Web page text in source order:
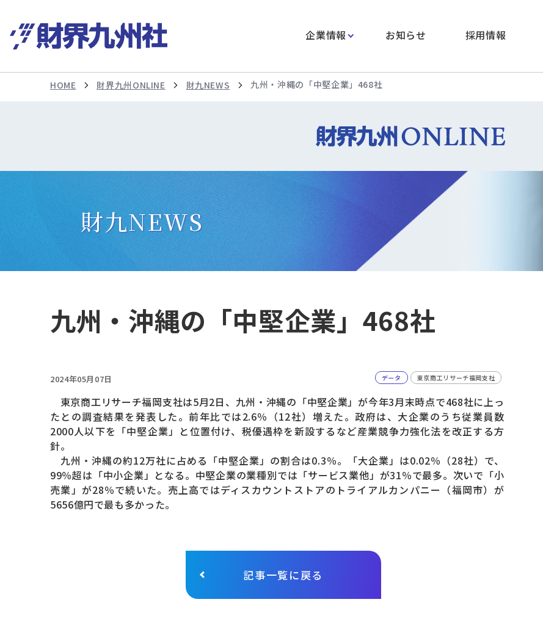
企業情報 お知らせ 採用情報
HOME 財界九州ONLINE 財九NEWS 九州・沖縄の「中堅企業」468社
財九NEWS
九州・沖縄の「中堅企業」468社
2024年05月07日 データ 東京商工リサーチ福岡支社
東京商工リサーチ福岡支社は5月2日、九州・沖縄の「中堅企業」が今年3月末時点で468社に上っ
たとの調査結果を発表した。前年比では2.6％（12社）増えた。政府は、大企業のうち従業員数
2000人以下を「中堅企業」と位置付け、税優遇枠を新設するなど産業競争力強化法を改正する方
針。
九州・沖縄の約12万社に占める「中堅企業」の割合は0.3％。「大企業」は0.02％（28社）で、
99％超は「中小企業」となる。中堅企業の業種別では「サービス業他」が31％で最多。次いで「小
売業」が28％で続いた。売上高ではディスカウントストアのトライアルカンパニー（福岡市）が
5656億円で最も多かった。
記事一覧に戻る